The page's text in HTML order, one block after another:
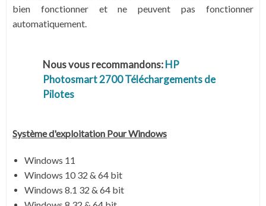
bien fonctionner et ne peuvent pas fonctionner
automatiquement.
Nous vous recommandons:HP
Photosmart 2700 Téléchargements de
Pilotes
Système d'exploitation Pour Windows
Windows 11
Windows 10 32 & 64 bit
Windows 8.1 32 & 64 bit